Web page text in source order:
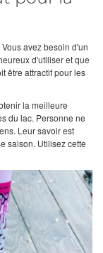
avez besoin d'un
d'utiliser et que
être attractif pour les
la meilleure
du lac. Personne ne
Leur savoir est
saison. Utilisez cette